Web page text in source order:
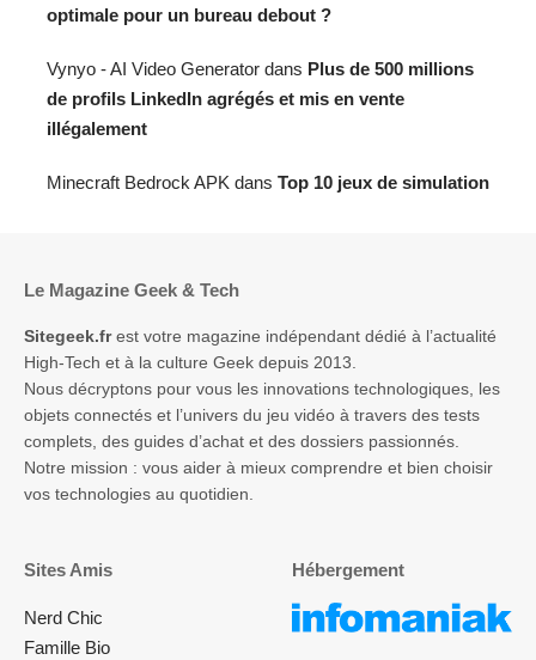
optimale pour un bureau debout ?
Vynyo - AI Video Generator dans Plus de 500 millions
de profils LinkedIn agrégés et mis en vente
illégalement
Minecraft Bedrock APK dans Top 10 jeux de simulation
Le Magazine Geek & Tech
Sitegeek.frest votre magazine indépendant dédié à l’actualité
High-Tech et à la culture Geek depuis 2013.
Nous décryptons pour vous les innovations technologiques, les
objets connectés et l’univers du jeu vidéo à travers des tests
complets, des guides d’achat et des dossiers passionnés.
Notre mission : vous aider à mieux comprendre et bien choisir
vos technologies au quotidien.
Sites Amis
Nerd Chic
Famille Bio
Hébergement